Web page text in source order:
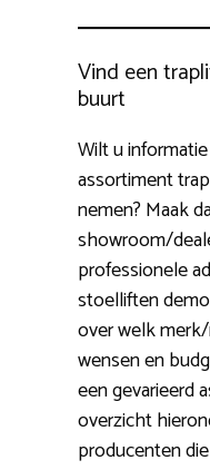
Vind een
buurt
Wilt u
assortiment
nemen? Maak
showroom/
professionele
stoelliften
over welk
wensen en
een gevarieerd
overzicht
producenten